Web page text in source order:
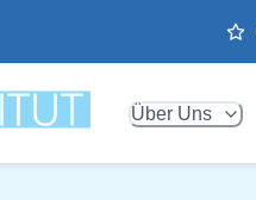
Über Uns